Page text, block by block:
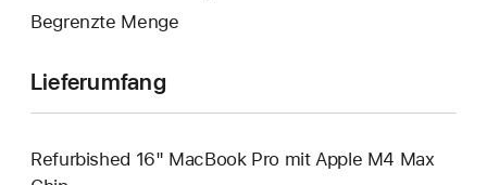
Begrenzte Menge
Lieferumfang
Refurbished 16" MacBook Pro mit Apple M4 Max